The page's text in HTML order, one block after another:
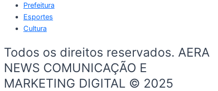
Prefeitura
Esportes
Cultura
Todos os direitos reservados. AERA
NEWS COMUNICAÇÃO E
MARKETING DIGITAL © 2025